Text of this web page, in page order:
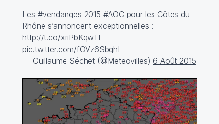
Les #vendanges 2015 #AOCpour les Côtes du
Rhône s’annoncent exceptionnelles :
http://t.co/xriPbKqwTf
pic.twitter.com/fOVz6SbqhI
— Guillaume Séchet (@Meteovilles) 6 Août 2015